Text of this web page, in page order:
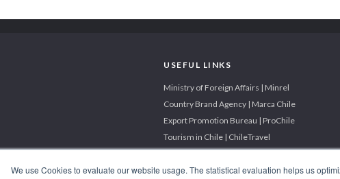
We use Cookies to evaluate our website usage. The statistical evaluation helps us
USEFUL LINKS
Ministry of Foreign Affairs | Minrel
Country Brand Agency | Marca Chile
Export Promotion Bureau | ProChile
Tourism in Chile | ChileTravel